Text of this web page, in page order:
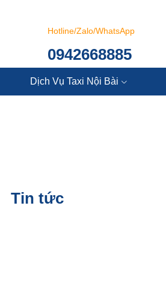
Hotline/Zalo/WhatsApp
0942668885
Dịch Vụ Taxi Nội Bài
Tin tức